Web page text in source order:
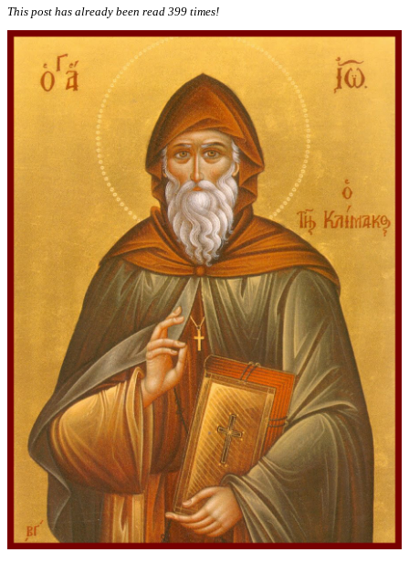
This post has already been read 399 times!